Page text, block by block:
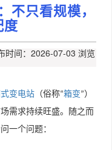
不只看规模，
度
时间：2026-07-03 浏览
变电站 （俗称“箱变”）
需求持续旺盛。随之而
一个问题：